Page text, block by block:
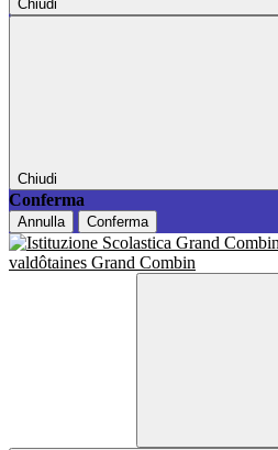
Chiudi
Chiudi
Conferma
Annulla Conferma